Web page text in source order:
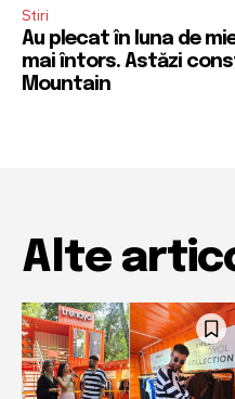
Stiri
Au plecat în luna de
mai întors. Astăzi
Mountain
Alte